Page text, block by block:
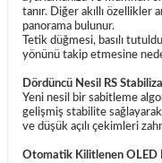
tanır. Diğer akıllı özellikler
panorama bulunur.
Tetik düğmesi, basılı
yönünü takip etmesine
Dördüncü Nesil RS
Yeni nesil bir sabitleme
gelişmiş stabilite
ve düşük açılı çekimleri
Otomatik Kilitlenen OLED